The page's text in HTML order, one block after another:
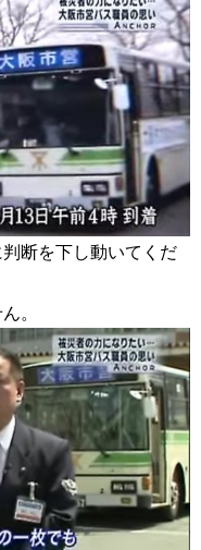
断を下し動いてくだ
。